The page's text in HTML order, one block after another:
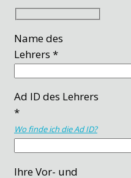
Name des
Lehrers *
Ad ID des Lehrers
*
Wo finde ich die Ad ID?
Ihre Vor- und